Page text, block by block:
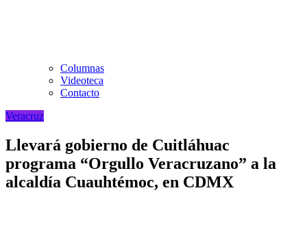
Columnas
Videoteca
Contacto
Veracruz
Llevará gobierno de Cuitláhuac
programa “Orgullo Veracruzano” a la
alcaldía Cuauhtémoc, en CDMX